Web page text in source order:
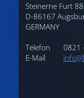
Steinerne Furt 88
D-86167
GERMANY
Telefon
0821
E-Mail